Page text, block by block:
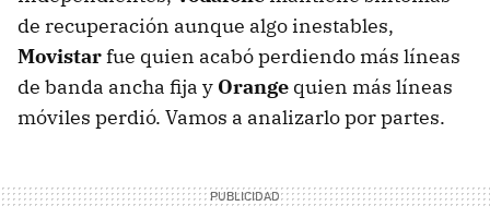
de recuperación aunque algo inestables,
Movistarfue quien acabó perdiendo más líneas
de banda ancha fija y Orange quien más líneas
móviles perdió. Vamos a analizarlo por partes.